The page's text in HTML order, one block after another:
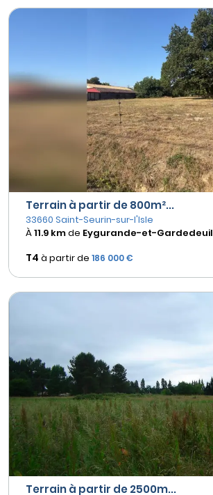
Terrain à partir de 800m²...
33660 Saint-Seurin-sur-l'Isle
À11.9 kmde Eygurande-et-Gardedeuil
T4 à partir de 186 000 €
Terrain à partir de 2500m...